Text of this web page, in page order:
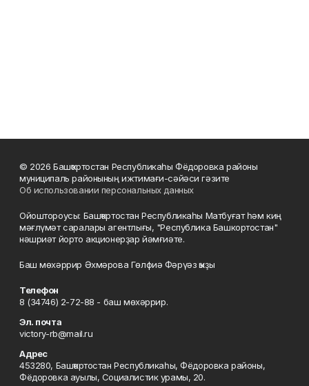
© 2026 Башҡортостан Республикаһы Фёдоровка районы
муниципаль районының ижтимағи-сәйәси гәзите
Об использовании персональных данных
Ойоштороусы: Башҡортостан Республикаһы Матбуғат һәм киң
мәғлүмәт саралары агентлығы, "Республика Башкортостан"
нәшриәт йорто акционерҙар йәмғиәте.
Баш мөхәррир Әхмәрова Гөлфиә Фәрүәз ҡыҙы
Телефон
8 (34746) 2-72-88 - баш мөхәррир.
Эл. почта
victory-rb@mail.ru
Адрес
453280, Башҡортостан Республикаһы, Фёдоровка районы,
Фёдоровка ауылы, Социалистик урамы, 20.